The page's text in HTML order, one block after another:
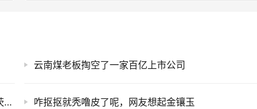
云南煤老板掏空了一家百亿上市公司
蒋介石去苏联访问，托洛茨基接见他，为何被托洛茨基冷落？ 咋抠抠就秃噜皮了呢，网友想起金镶玉